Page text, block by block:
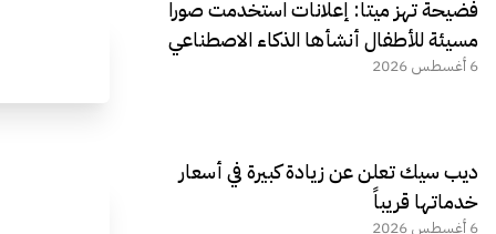
فضيحة تهز ميتا: إعلانات استخدمت صورا
مسيئة للأطفال أنشأها الذكاء الاصطناعي
6 أغسطس 2026
ديب سيك تعلن عن زيادة كبيرة في أسعار
خدماتها قريباً
6 أغسطس 2026